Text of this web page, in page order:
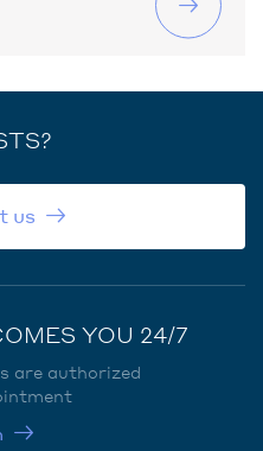
us
YOU 24/7
are authorized